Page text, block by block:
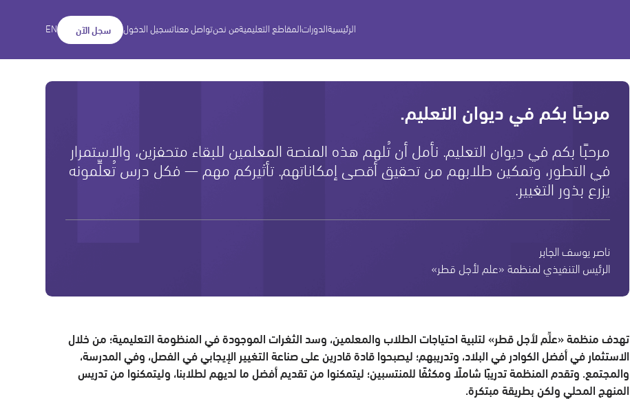
الرئيسيةالدوراتالمقاطع التعليميةمن نحنتواصل معناتسجيل الدخول سجل الآن EN
مرحبًا بكم في ديوان التعليم.
مرحبًا بكم في ديوان التعليم. نأمل أن تُلهم هذه المنصة المعلمين للبقاء متحفزين، والاستمرار
في التطور، وتمكين طلابهم من تحقيق أقصى إمكاناتهم. تأثيركم مهم — فكل درس تُعلِّمونه
يزرع بذور التغيير.
ناصر يوسف الجابر
الرئيس التنفيذي لمنظمة «علم لأجل قطر»
تهدف منظمة «علِّم لأجل قطر» لتلبية احتياجات الطلاب والمعلمين، وسد الثغرات الموجودة في المنظومة التعليمية؛ من خلال
الاستثمار في أفضل الكوادر في البلاد، وتدريبهم؛ ليصبحوا قادة قادرين على صناعة التغيير الإيجابي في الفصل، وفي المدرسة،
والمجتمع. وتقدم المنظمة تدريبًا شاملًا ومكثفًا للمنتسبين؛ ليتمكنوا من تقديم أفضل ما لديهم لطلابنا، وليتمكنوا من تدريس
المنهج المحلي ولكن بطريقة مبتكرة.